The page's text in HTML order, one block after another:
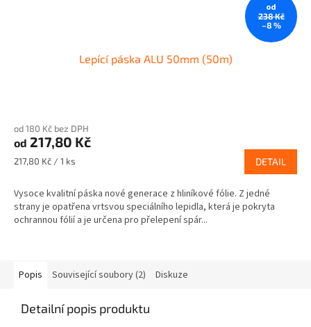
od
238 Kč
–8 %
Lepící páska ALU 50mm (50m)
od 180 Kč bez DPH
od 217,80 Kč
Měrná
217,80 Kč / 1 ks DETAIL
Vysoce kvalitní páska nové generace z hliníkové fólie. Z jedné
strany je opatřena vrtsvou speciálního lepidla, která je pokryta
ochrannou fólií a je určena pro přelepení spár...
Popis Související soubory (2) Diskuze
Detailní popis produktu